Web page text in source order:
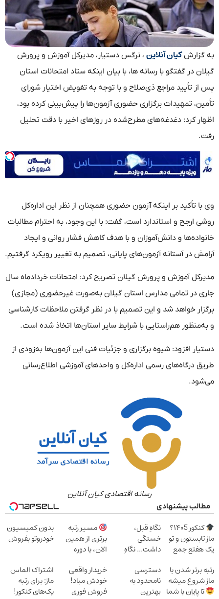
به گزارشکیان آنلاین ، نرگس دستیار، مدیرکل آموزش و پرورش
گیلان در گفتگو با رسانه ها، با بیان اینکه ستاد امتحانات استان
پس از تأیید مراجع ذی‌صلاح و با توجه به تفویض اختیار شورای
تأمین، تمهیدات برگزاری حضوری آزمون‌ها را پیش‌بینی کرده بود،
اظهار کرد: دغدغه‌های مطرح‌شده در روزهای اخیر با دقت تحلیل
رفت.
وی با تأکید بر اینکه آزمون حضوری همچنان از نظر این اداره‌کل
روشی ارجح و استاندارد است، گفت: با این وجود، به احترام مطالبات
خانواده‌ها و دانش‌آموزان و با هدف کاهش فشار روانی و ایجاد
آرامش در آستانه آزمون‌های پایانی، تصمیم به تغییر رویکرد گرفتیم.
مدیرکل آموزش و پرورش گیلان تصریح کرد: امتحانات خردادماه سال
جاری در تمامی مدارس استان گیلان به‌صورت غیرحضوری (مجازی)
برگزار خواهد شد و این تصمیم با در نظر گرفتن ملاحظات کارشناسی
و به‌منظور هم‌راستایی با شرایط سایر استان‌ها اتخاذ شده است.
دستیار افزود: شیوه برگزاری و جزئیات فنی این آزمون‌ها به‌زودی از
طریق درگاه‌های رسمی اداره‌کل و واحدهای آموزشی اطلاع‌رسانی
می‌شود.
رسانه اقتصادی کیان آنلاین
مطالب پیشنهادی
کنکور ۱۴۰5؟
ماز تابستون و تو
یک هفتع جمع
نگاهِ قبل،
خستگی
داشت... نگاهِ
تخفیف
مسیر رتبه
برتری از همین
الان، با دوره
میشه!
بدون کمیسیون
خودروتو بفروش
رتبه برتر شدن با
ماز شروع میشه
تا پایان با شما
دسترسی
نامحدود به
بهترین
خریدار واقعی
خودش میاد!
فروش فوری
اشتراک الماس
ماز: برای رتبه
یک‌های کنکور!